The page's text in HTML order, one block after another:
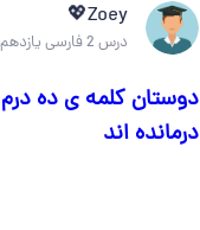
Zoey💖
درس 2 فارسی یازدهم
دوستان کلمه ی ده
درمانده اند